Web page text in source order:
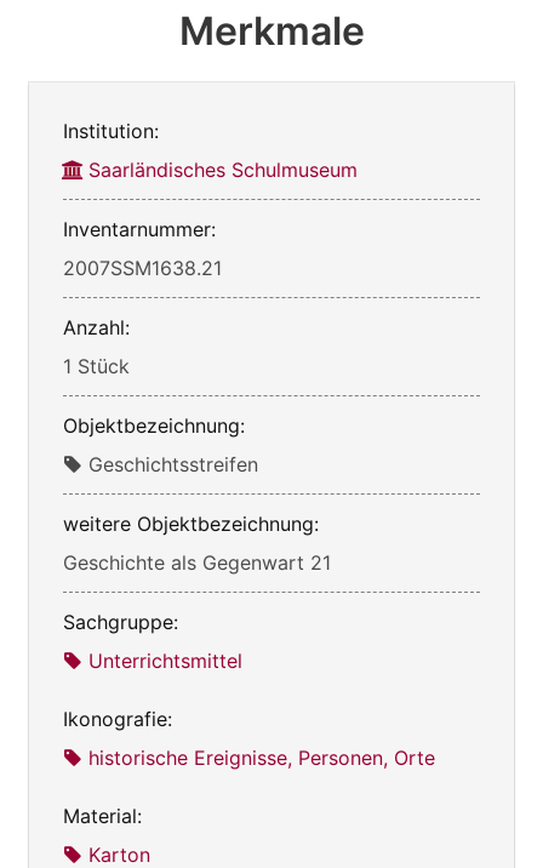
Merkmale
Institution:
Saarländisches Schulmuseum
Inventarnummer:
2007SSM1638.21
Anzahl:
1 Stück
Objektbezeichnung:
Geschichtsstreifen
weitere Objektbezeichnung:
Geschichte als Gegenwart 21
Sachgruppe:
Unterrichtsmittel
Ikonografie:
historische Ereignisse, Personen, Orte
Material:
Karton